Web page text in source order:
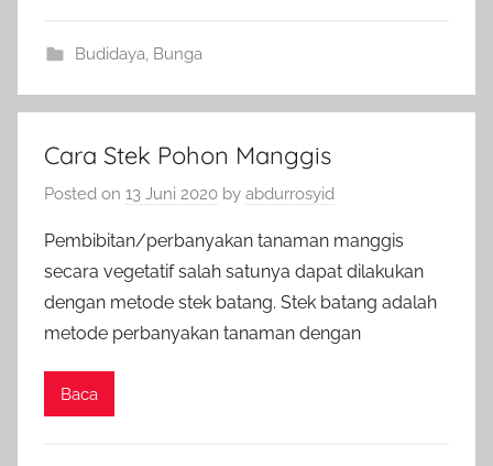
Budidaya Bunga
Cara Stek Pohon Manggis
Posted on 13 Juni 2020 by abdurrosyid
Pembibitan/perbanyakan tanaman manggis
secara vegetatif salah satunya dapat dilakukan
dengan metode stek batang. Stek batang adalah
metode perbanyakan tanaman dengan
Baca